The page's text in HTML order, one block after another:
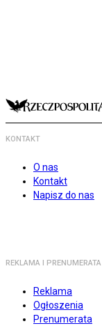
KONTAKT
O nas
Kontakt
Napisz do nas
REKLAMA I PRENUMERATA
Reklama
Ogłoszenia
Prenumerata